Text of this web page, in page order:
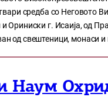
средба со Неговото
Ориниски г. Исаија, од
од свештеници, монаси и
Наум